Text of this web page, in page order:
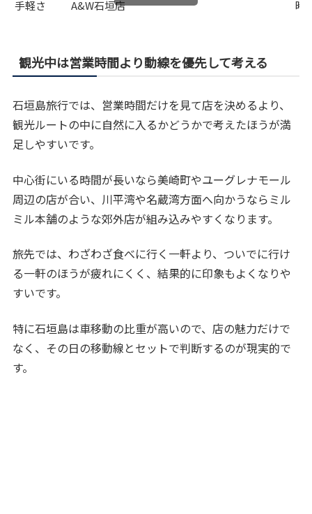
手軽さ
A&W石垣店 時
観光中は営業時間より動線を優先して考える
石垣島旅行では、営業時間だけを見て店を決めるより、
観光ルートの中に自然に入るかどうかで考えたほうが満
足しやすいです。
中心街にいる時間が長いなら美崎町やユーグレナモール
周辺の店が合い、川平湾や名蔵湾方面へ向かうならミル
ミル本舗のような郊外店が組み込みやすくなります。
旅先では、わざわざ食べに行く一軒より、ついでに行け
る一軒のほうが疲れにくく、結果的に印象もよくなりや
すいです。
特に石垣島は車移動の比重が高いので、店の魅力だけで
なく、その日の移動線とセットで判断するのが現実的で
す。